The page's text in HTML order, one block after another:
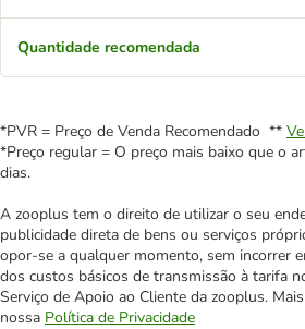
Quantidade recomendada
*PVR = Preço de Venda Recomendado **
*Preço regular = O preço mais baixo que o
dias.
A zooplus tem o direito de utilizar o seu
publicidade direta de bens ou serviços
opor-se a qualquer momento, sem incorrer
dos custos básicos de transmissão à tarifa
Serviço de Apoio ao Cliente da zooplus.
nossa Política de Privacidade